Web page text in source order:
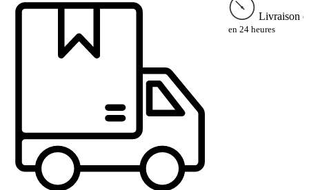
Livraison
en 24 heures